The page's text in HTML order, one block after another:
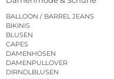
BALLOON / BARREL JEANS
BIKINIS
BLUSEN
CAPES
DAMENHOSEN
DAMENPULLOVER
DIRNDLBLUSEN